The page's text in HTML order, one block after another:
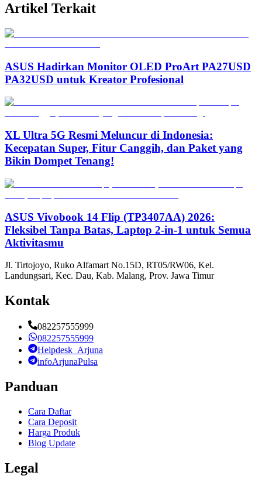
Artikel Terkait
ASUS Hadirkan Monitor OLED ProArt PA27USD
PA32USD untuk Kreator Profesional
XL Ultra 5G Resmi Meluncur di Indonesia:
Kecepatan Super, Fitur Canggih, dan Paket yang
Bikin Dompet Tenang!
ASUS Vivobook 14 Flip (TP3407AA) 2026:
Fleksibel Tanpa Batas, Laptop 2-in-1 untuk Semua
Aktivitasmu
Jl. Tirtojoyo, Ruko Alfamart No.15D, RT05/RW06, Kel.
Landungsari, Kec. Dau, Kab. Malang, Prov. Jawa Timur
Kontak
082257555999
082257555999
Helpdesk_Arjuna
infoArjunaPulsa
Panduan
Cara Daftar
Cara Deposit
Harga Produk
Blog Update
Legal